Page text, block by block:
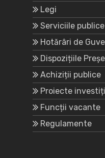
Legi
Serviciile
Hotărâri de
Dispozițiile
Achiziții publice
Proiecte
Funcții vacante
Regulamente